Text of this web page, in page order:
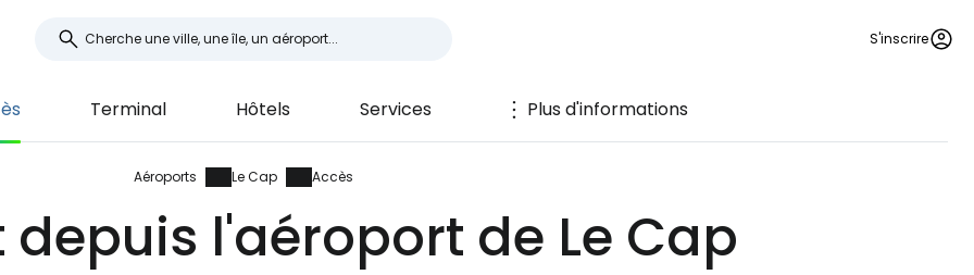
S'inscrire
Terminal Hôtels Services Plus d'informations
Aéroports Le Cap Accès
l'aéroport de Le Cap